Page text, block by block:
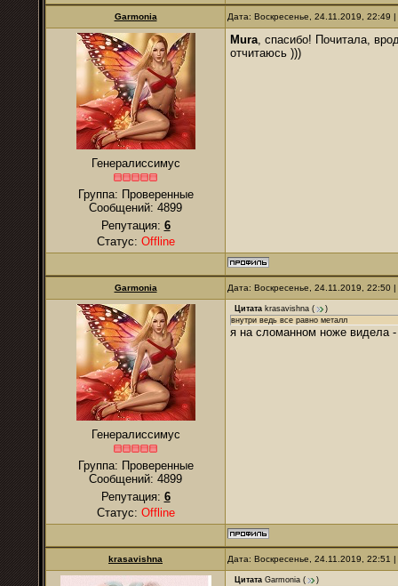
Garmonia Дата: Воскресенье, 24.11.2019,
Генералиссимус
Группа: Проверенные
Сообщений: 4899
Репутация: 6
Статус: Offline
Mura, спасибо! Почитала,
отчитаюсь )))
Garmonia Дата: Воскресенье, 24.11.2019,
Генералиссимус
Группа: Проверенные
Сообщений: 4899
Репутация: 6
Статус: Offline
Цитата krasavishna (
)
внутри ведь все равно металл
я на сломанном ноже видела
krasavishna Дата: Воскресенье, 24.11.2019,
Цитата Garmonia (
)